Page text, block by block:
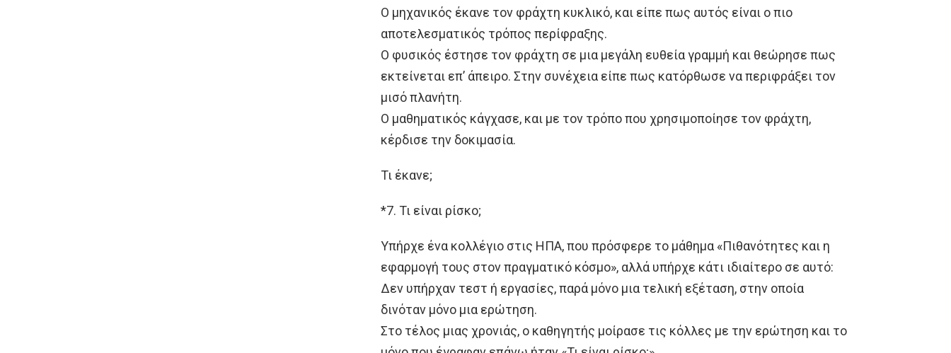
Ο μηχανικός έκανε τον φράχτη κυκλικό, και είπε πως αυτός είναι ο πιο
αποτελεσματικός τρόπος περίφραξης.
Ο φυσικός έστησε τον φράχτη σε μια μεγάλη ευθεία γραμμή και θεώρησε πως
εκτείνεται επ’ άπειρο. Στην συνέχεια είπε πως κατόρθωσε να περιφράξει τον
μισό πλανήτη.
Ο μαθηματικός κάγχασε, και με τον τρόπο που χρησιμοποίησε τον φράχτη,
κέρδισε την δοκιμασία.
Τι έκανε;
*7. Τι είναι ρίσκο;
Υπήρχε ένα κολλέγιο στις ΗΠΑ, που πρόσφερε το μάθημα «Πιθανότητες και η
εφαρμογή τους στον πραγματικό κόσμο», αλλά υπήρχε κάτι ιδιαίτερο σε αυτό:
Δεν υπήρχαν τεστ ή εργασίες, παρά μόνο μια τελική εξέταση, στην οποία
δινόταν μόνο μια ερώτηση.
Στο τέλος μιας χρονιάς, ο καθηγητής μοίρασε τις κόλλες με την ερώτηση και το